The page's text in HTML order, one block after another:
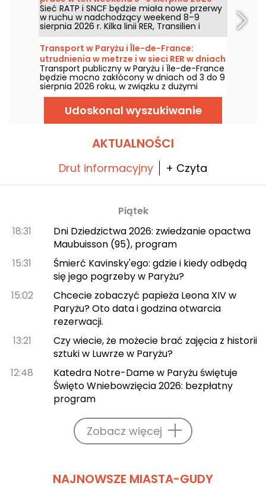
Sieć RATP i SNCF będzie miała nowe przerwy
w ruchu w nadchodzący weekend 8–9
sierpnia 2026 r. Kilka linii RER, Transilien i
metra będzie objętych pracami i przerwami;
podajemy pełny zestaw informacji, aby
pomóc w zaplanowaniu podróży.
Transport w Paryżu i Île-de-France:
utrudnienia w metrze i w sieci RER w dniach
3–9 sierpnia 2026.
Transport publiczny w Paryżu i Île-de-France
będzie mocno zakłócony w dniach od 3 do 9
sierpnia 2026 roku, w związku z dużymi
pracami letnimi, które dotykają szczególnie
niektórych linii, według RATP i SNCF.
Udoskonal wyszukiwanie
AKTUALNOŚCI
Drut informacyjny + Czyta
Piątek
18:31
Dni Dziedzictwa 2026: zwiedzanie opactwa
Maubuisson (95), program
15:31
Śmierć Kavinsky'ego: gdzie i kiedy odbędą
się jego pogrzeby w Paryżu?
15:02
Chcecie zobaczyć papieża Leona XIV w
Paryżu? Oto data i godzina otwarcia
rezerwacji.
13:21
Czy wiecie, że możecie brać zajęcia z historii
sztuki w Luwrze w Paryżu?
12:48
Katedra Notre-Dame w Paryżu świętuje
Święto Wniebowzięcia 2026: bezpłatny
program
Zobacz więcej
NAJNOWSZE MIASTA-GUDY